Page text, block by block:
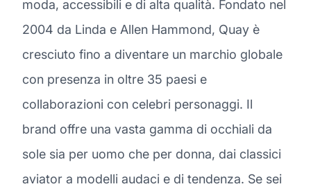
moda, accessibili e di alta qualità. Fondato nel
2004 da Linda e Allen Hammond, Quay è
cresciuto fino a diventare un marchio globale
con presenza in oltre 35 paesi e
collaborazioni con celebri personaggi. Il
brand offre una vasta gamma di occhiali da
sole sia per uomo che per donna, dai classici
aviator a modelli audaci e di tendenza. Se sei